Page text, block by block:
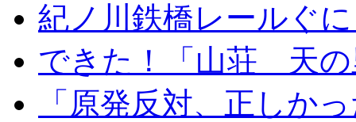
紀ノ川鉄橋レールぐ
できた！「山荘 天の
「原発反対、正しか